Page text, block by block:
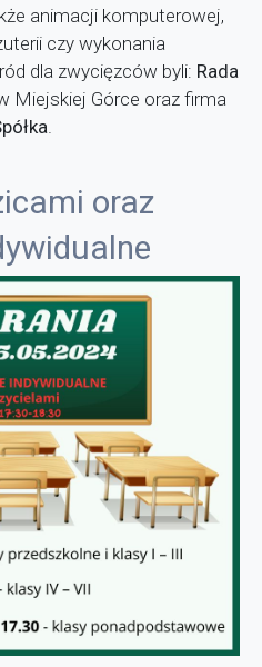
animacji komputerowej,
czy wykonania
dla zwycięzców byli: Rada
Miejskiej Górce oraz firma
oraz